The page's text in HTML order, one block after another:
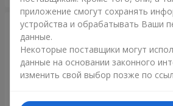
приложение смогут сохранять
устройства и обрабатывать Ваши
данные.
Некоторые поставщики могут
данные на основании законного
изменить свой выбор позже по